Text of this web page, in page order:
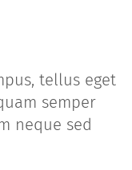
tellus eget
semper
neque sed